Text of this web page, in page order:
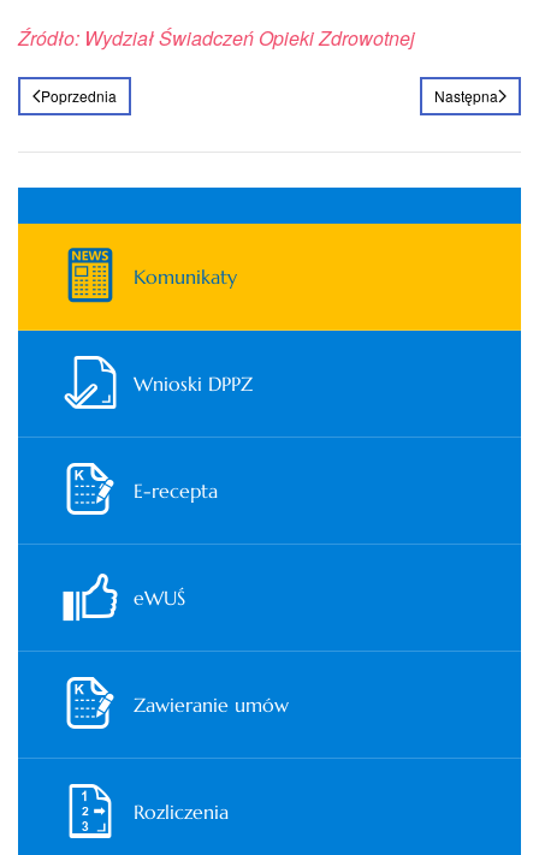
Źródło: Wydział Świadczeń Opieki Zdrowotnej
Poprzednia Następna
Komunikaty
Wnioski DPPZ
E-recepta
eWUŚ
Zawieranie umów
Rozliczenia